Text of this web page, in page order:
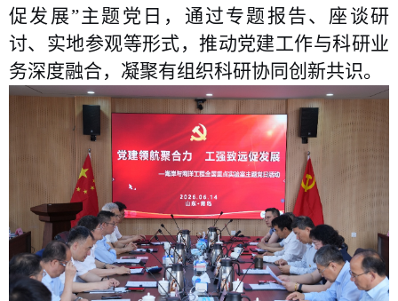
促发展”主题党 日 ，通过专题报告、座谈研
讨、实地参观等形式，推动党建工作与科研业
务深度融合，凝聚有组织科研协同创新共识。